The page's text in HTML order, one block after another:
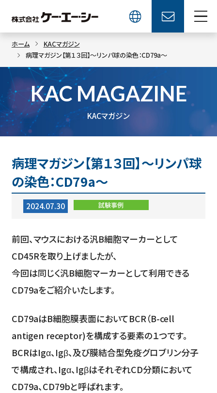
ホーム
KACマガジン
病理マガジン【第１３回】～リンパ球の染色：CD79a～
KAC MAGAZINE
KACマガジン
病理マガジン【第１３回】～リンパ球
の染色：CD79a～
2024.07.30 試験事例
前回、マウスにおける汎B細胞マーカーとして
CD45Rを取り上げましたが、
今回は同じく汎B細胞マーカーとして利用できる
CD79aをご紹介いたします。
CD79aはB細胞膜表面においてBCR（B-cell
antigen receptor)を構成する要素の１つです。
BCRはIgα、Igβ、及び膜結合型免疫グロブリン分子
で構成され、Igα、IgβはそれぞれCD分類において
CD79a、CD79bと呼ばれます。